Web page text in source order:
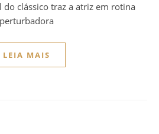
clássico traz a atriz em rotina
perturbadora
LEIA MAIS